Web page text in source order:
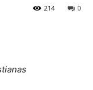
0
214